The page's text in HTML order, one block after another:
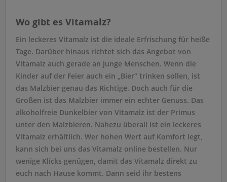
Wo gibt es Vitamalz?
Ein leckeres Vitamalz ist die ideale Erfrischung für heiße
Tage. Darüber hinaus richtet sich das Angebot von
Vitamalz auch gerade an junge Menschen. Wenn die
Kinder auf der Feier auch ein „Bier“ trinken sollen, ist
das Malzbier genau das Richtige. Doch auch für die
Großen ist das Malzbier immer ein echter Genuss. Das
alkoholfreie Dunkelbier von Vitamalz ist der Primus
unter den Malzbieren. Nahezu überall ist ein leckeres
Vitamalz erhältlich. Wer hohen Wert auf Komfort legt,
kann sich bei uns das Vitamalz online bestellen. Nur
wenige Klicks genügen, damit das Vitamalz direkt zu
euch nach Hause kommt. Dann seid ihr bestens